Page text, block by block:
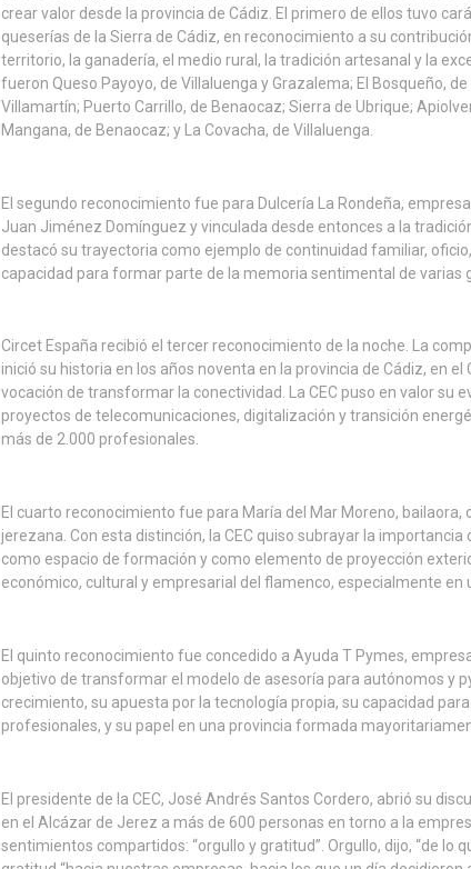
crear valor desde la provincia de Cádiz. El primero de ellos tuvo
queserías de la Sierra de Cádiz, en reconocimiento a su
territorio, la ganadería, el medio rural, la tradición artesanal y la
fueron Queso Payoyo, de Villaluenga y Grazalema; El Bosqueño,
Villamartín; Puerto Carrillo, de Benaocaz; Sierra de Ubrique;
Mangana, de Benaocaz; y La Covacha, de Villaluenga.
El segundo reconocimiento fue para Dulcería La Rondeña,
Juan Jiménez Domínguez y vinculada desde entonces a la
destacó su trayectoria como ejemplo de continuidad familiar,
capacidad para formar parte de la memoria sentimental de varias
Circet España recibió el tercer reconocimiento de la noche. La
inició su historia en los años noventa en la provincia de Cádiz, en
vocación de transformar la conectividad. La CEC puso en valor su
proyectos de telecomunicaciones, digitalización y transición
más de 2.000 profesionales.
El cuarto reconocimiento fue para María del Mar Moreno,
jerezana. Con esta distinción, la CEC quiso subrayar la
como espacio de formación y como elemento de proyección
económico, cultural y empresarial del flamenco, especialmente en
El quinto reconocimiento fue concedido a Ayuda T Pymes,
objetivo de transformar el modelo de asesoría para autónomos y
crecimiento, su apuesta por la tecnología propia, su capacidad
profesionales, y su papel en una provincia formada
El presidente de la CEC, José Andrés Santos Cordero, abrió su
en el Alcázar de Jerez a más de 600 personas en torno a la
sentimientos compartidos: “orgullo y gratitud”. Orgullo, dijo, “de lo